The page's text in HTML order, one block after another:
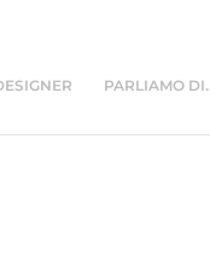
PARLIAMO